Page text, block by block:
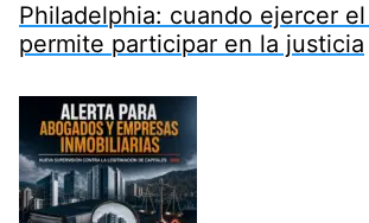
Philadelphia: cuando ejercer
permite participar en la justicia